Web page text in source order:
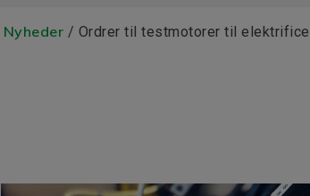
Nyheder / Ordrer til testmotorer til